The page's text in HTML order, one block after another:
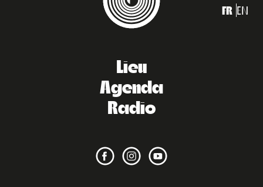
FR EN
Lieu
Agenda
Radio